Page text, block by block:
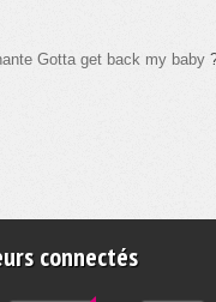
Gotta get back my baby
connectés